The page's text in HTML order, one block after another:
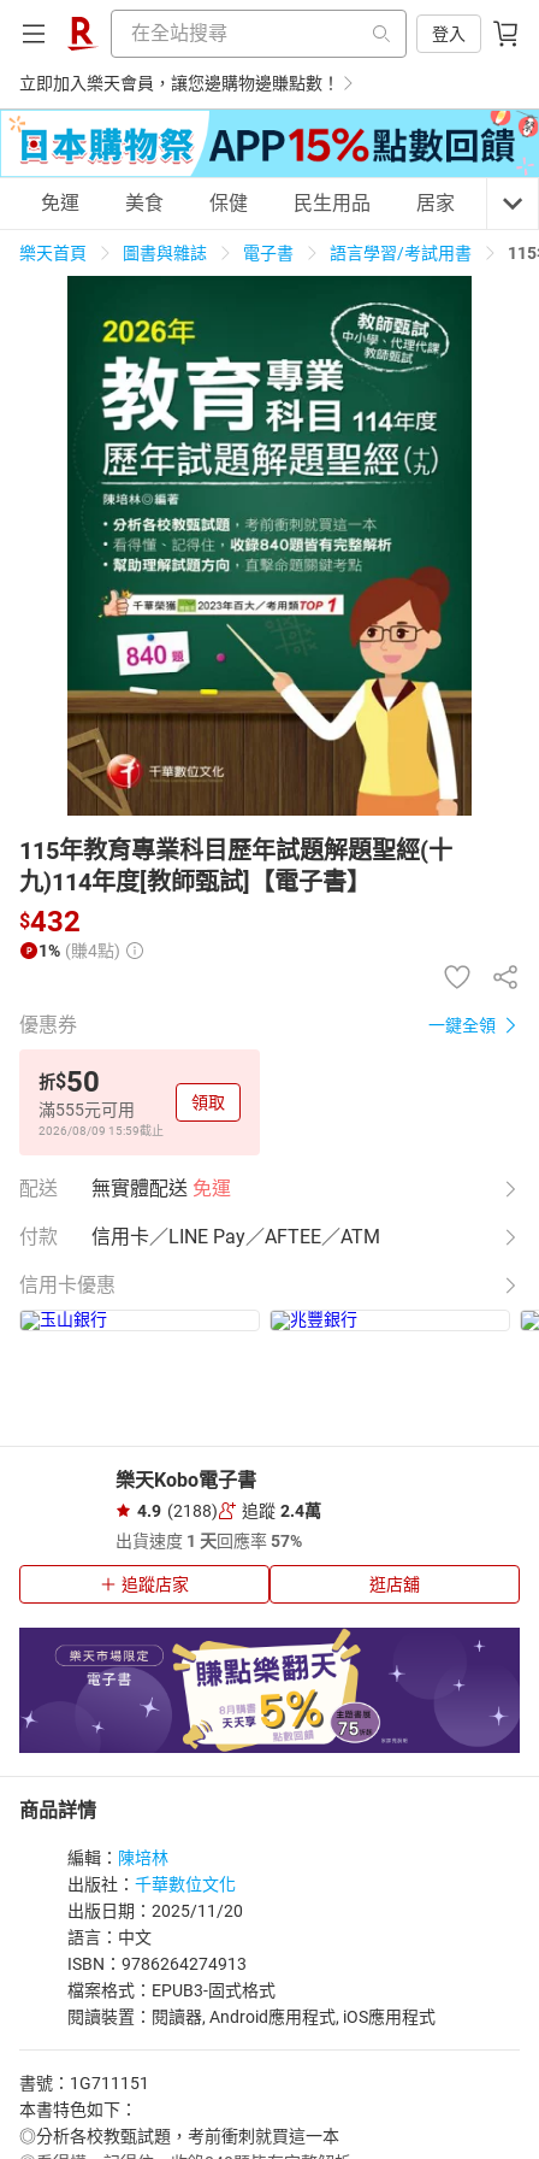
登入
立即加入樂天會員，讓您邊購物邊賺點數！
購物網分類
天天免運 美食蛋糕 養生保健 民生用品
居家生活 3C家電 運動休閒 親子玩具
男裝 化妝保養
電子/紙本書
免運 美食 保健 民生用品 居家 3C
樂天首頁 圖書與雜誌 電子書 語言學習/考試用書
115年教育專業科目歷年試題解題聖經(十
九)114年度[教師甄試]【電子書】
$432
1% (賺4點)
優惠券 一鍵全領
折$50
滿555元可用
2026/08/09 15:59截止
領取
配送 無實體配送 免運
付款 信用卡／LINE Pay／AFTEE／ATM
信用卡優惠
樂天Kobo電子書
4.9 (2188) 追蹤 2.4萬
出貨速度 1 天回應率57%
追蹤店家 逛店舖
商品詳情
編輯： 陳培林
出版社： 千華數位文化
出版日期：2025/11/20
語言：中文
ISBN：9786264274913
檔案格式：EPUB3-固式格式
閱讀裝置：閱讀器, Android應用程式, iOS應用程式
書號：1G711151
本書特色如下：
◎分析各校教甄試題，考前衝刺就買這一本